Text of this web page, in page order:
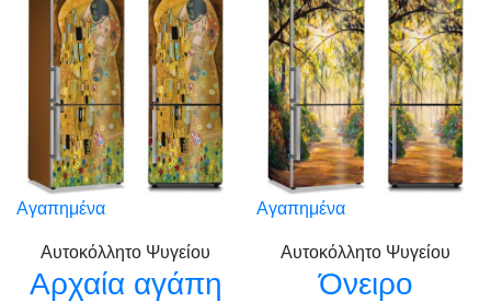
Αγαπημένα
Αυτοκόλλητο Ψυγείου
Αρχαία αγάπη
Αγαπημένα
Αυτοκόλλητο Ψυγείου
Όνειρο